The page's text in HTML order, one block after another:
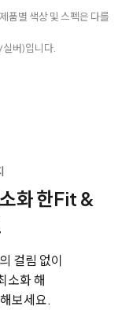
품별 색상 및 스펙은 다를
버)입니다.
화 한Fit &
걸림 없이
소화 해
보세요.